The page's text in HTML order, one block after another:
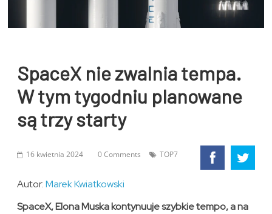
SpaceX nie zwalnia tempa.
W tym tygodniu planowane
są trzy starty
16 kwietnia 2024 0 Comments TOP7
Autor:Marek Kwiatkowski
SpaceX, Elona Muska kontynuuje szybkie tempo, a na